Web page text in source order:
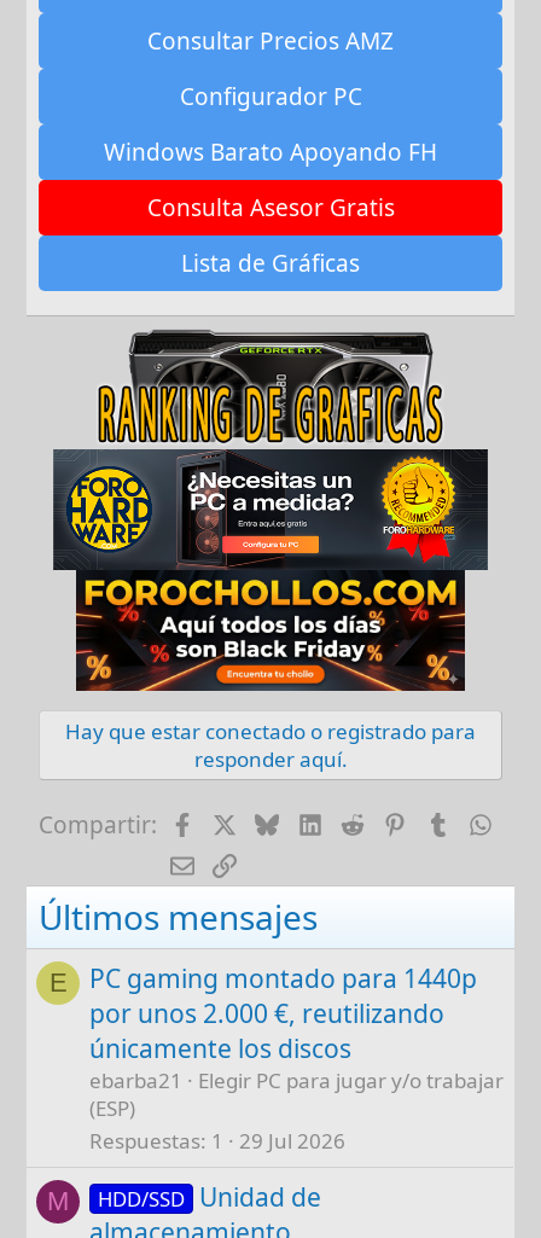
Consultar Precios AMZ
Configurador PC
Windows Barato Apoyando FH
Consulta Asesor Gratis
Lista de Gráficas
Hay que estar conectado o registrado para
responder aquí.
Compartir: FacebookBlueskyLinkedIn
RedditPinterest
Tumblr
E-mailEnlace
Últimos mensajes
E
PC gaming montado para 1440p
por unos 2.000 €, reutilizando
únicamente los discos
ebarba21
Elegir PC para jugar y/o trabajar
(ESP)
Respuestas 1 29 Jul 2026
M HDD/SSD Unidad de